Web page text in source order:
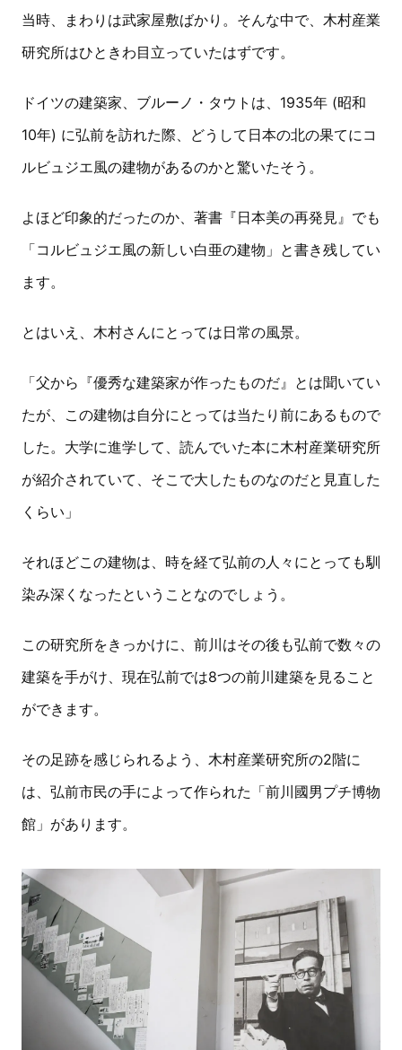
当時、まわりは武家屋敷ばかり。そんな中で、木村産業
研究所はひときわ目立っていたはずです。
ドイツの建築家、ブルーノ・タウトは、1935年 (昭和
10年) に弘前を訪れた際、どうして日本の北の果てにコ
ルビュジエ風の建物があるのかと驚いたそう。
よほど印象的だったのか、著書『日本美の再発見』でも
「コルビュジエ風の新しい白亜の建物」と書き残してい
ます。
とはいえ、木村さんにとっては日常の風景。
「父から『優秀な建築家が作ったものだ』とは聞いてい
たが、この建物は自分にとっては当たり前にあるもので
した。大学に進学して、読んでいた本に木村産業研究所
が紹介されていて、そこで大したものなのだと見直した
くらい」
それほどこの建物は、時を経て弘前の人々にとっても馴
染み深くなったということなのでしょう。
この研究所をきっかけに、前川はその後も弘前で数々の
建築を手がけ、現在弘前では8つの前川建築を見ること
ができます。
その足跡を感じられるよう、木村産業研究所の2階に
は、弘前市民の手によって作られた「前川國男プチ博物
館」があります。